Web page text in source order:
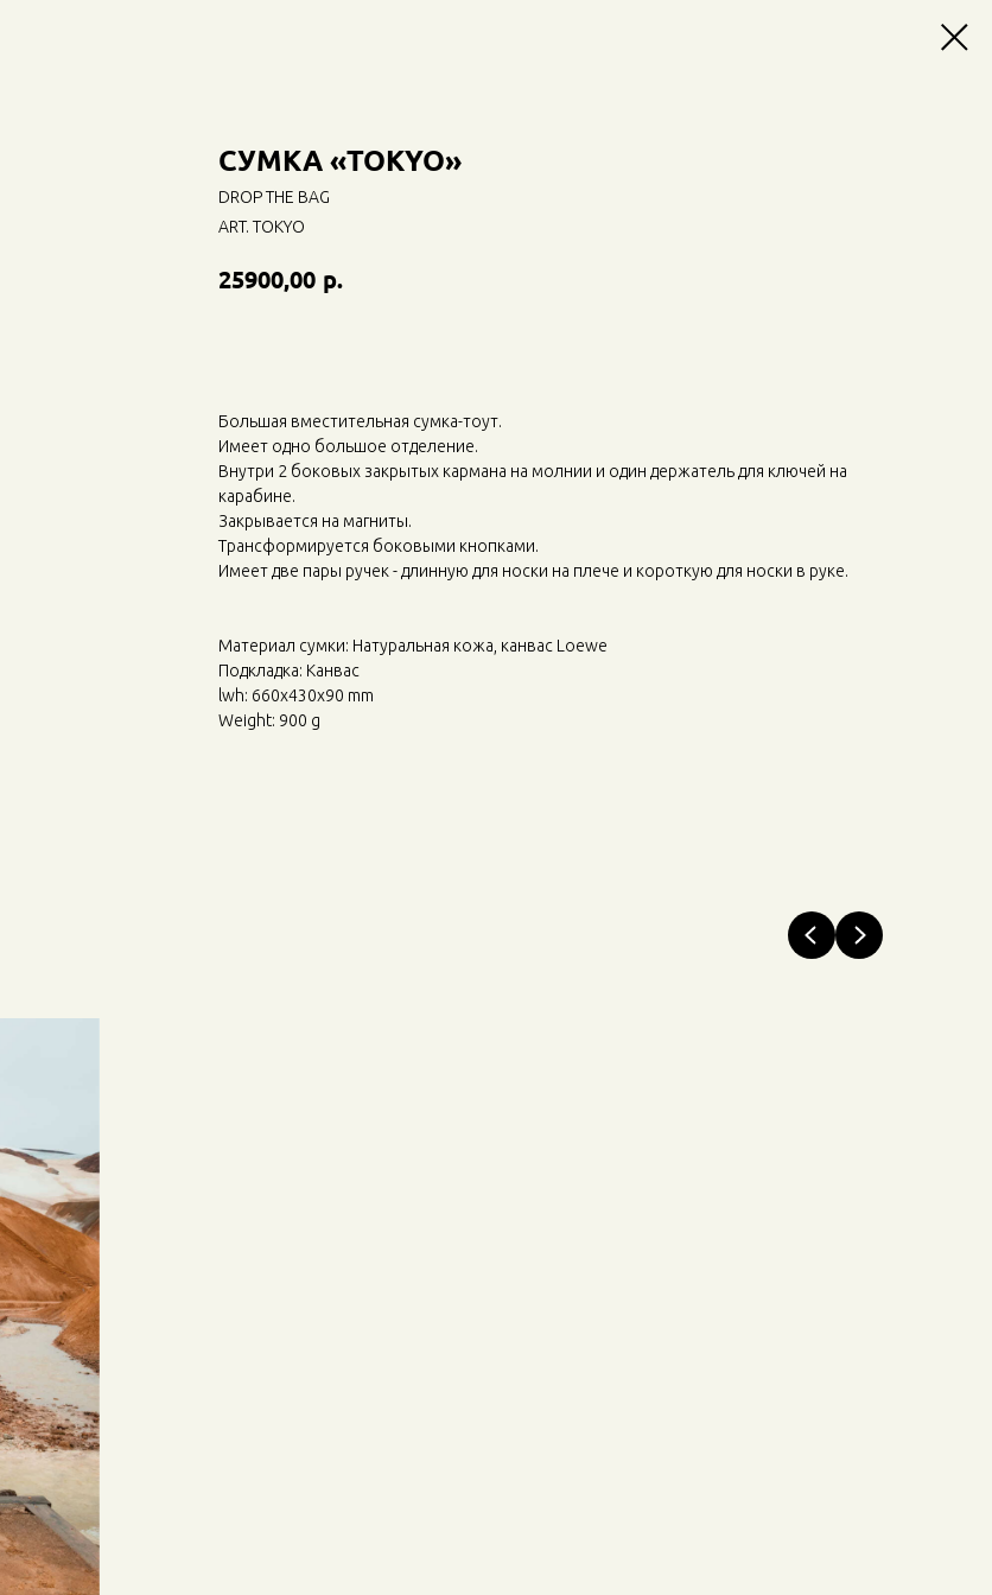
СУМКА «TOKYO»
DROP THE BAG
ART. TOKYO
25900,00 р.
Большая вместительная сумка-тоут.
Имеет одно большое отделение.
Внутри 2 боковых закрытых кармана на молнии и один держатель для ключей на
карабине.
Закрывается на магниты.
Трансформируется боковыми кнопками.
Имеет две пары ручек - длинную для носки на плече и короткую для носки в руке.
Материал сумки: Натуральная кожа, канвас Loewe
Подкладка: Канвас
lwh: 660x430x90 mm
Weight: 900 g